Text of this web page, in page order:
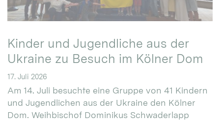
Kinder und Jugendliche aus der
Ukraine zu Besuch im Kölner Dom
17. Juli 2026
Am 14. Juli besuchte eine Gruppe von 41 Kindern
und Jugendlichen aus der Ukraine den Kölner
Dom. Weihbischof Dominikus Schwaderlapp